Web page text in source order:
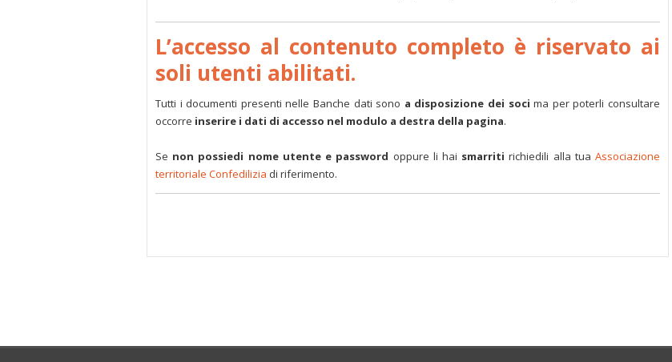
L’accesso al contenuto completo è riservato ai
soli utenti abilitati.
Tutti i documenti presenti nelle Banche dati sono a disposizione dei soci ma per poterli consultare
occorre inserire i dati di accesso nel modulo a destra della pagina.
Se non possiedi nome utente e password oppure li hai smarriti richiedili alla tuaAssociazione
territoriale Confedilizia di riferimento.